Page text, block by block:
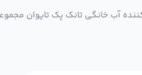
آب خانگی تانک پک تایوان مجموعه 3